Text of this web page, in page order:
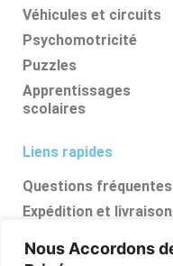
Nous Accordons
Véhicules et circuits
Psychomotricité
Puzzles
Apprentissages
scolaires
Liens rapides
Questions fréquentes
Expédition et livraison
remboursements